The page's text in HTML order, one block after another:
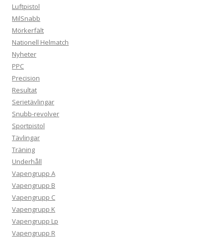
Luftpistol
MilSnabb
Mörkerfält
Nationell Helmatch
Nyheter
PPC
Precision
Resultat
Serietävlingar
Snubb-revolver
Sportpistol
Tävlingar
Träning
Underhåll
Vapengrupp A
Vapengrupp B
Vapengrupp C
Vapengrupp K
Vapengrupp Lp
Vapengrupp R